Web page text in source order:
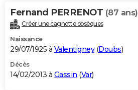
Fernand PERRENOT (87 ans)
Créer une cagnotte obsèques
Naissance
29/07/1925 à Valentigney(Doubs)
Décès
14/02/2013 à Gassin (Var)